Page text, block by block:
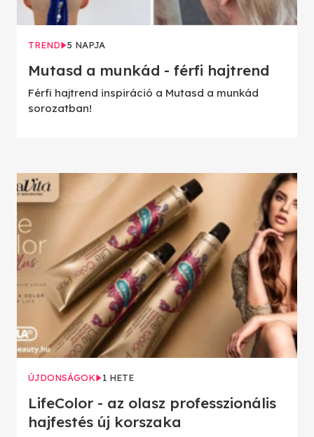
TREND 5 NAPJA
Mutasd a munkád - férfi hajtrend
Férfi hajtrend inspiráció a Mutasd a munkád
sorozatban!
ÚJDONSÁGOK 1 HETE
LifeColor - az olasz professzionális
hajfestés új korszaka